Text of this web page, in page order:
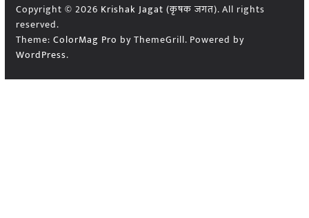
Copyright © 2026 Krishak Jagat (कृषक जगत). All rights
reserved.
Theme: ColorMag Pro by ThemeGrill. Powered by
WordPress.